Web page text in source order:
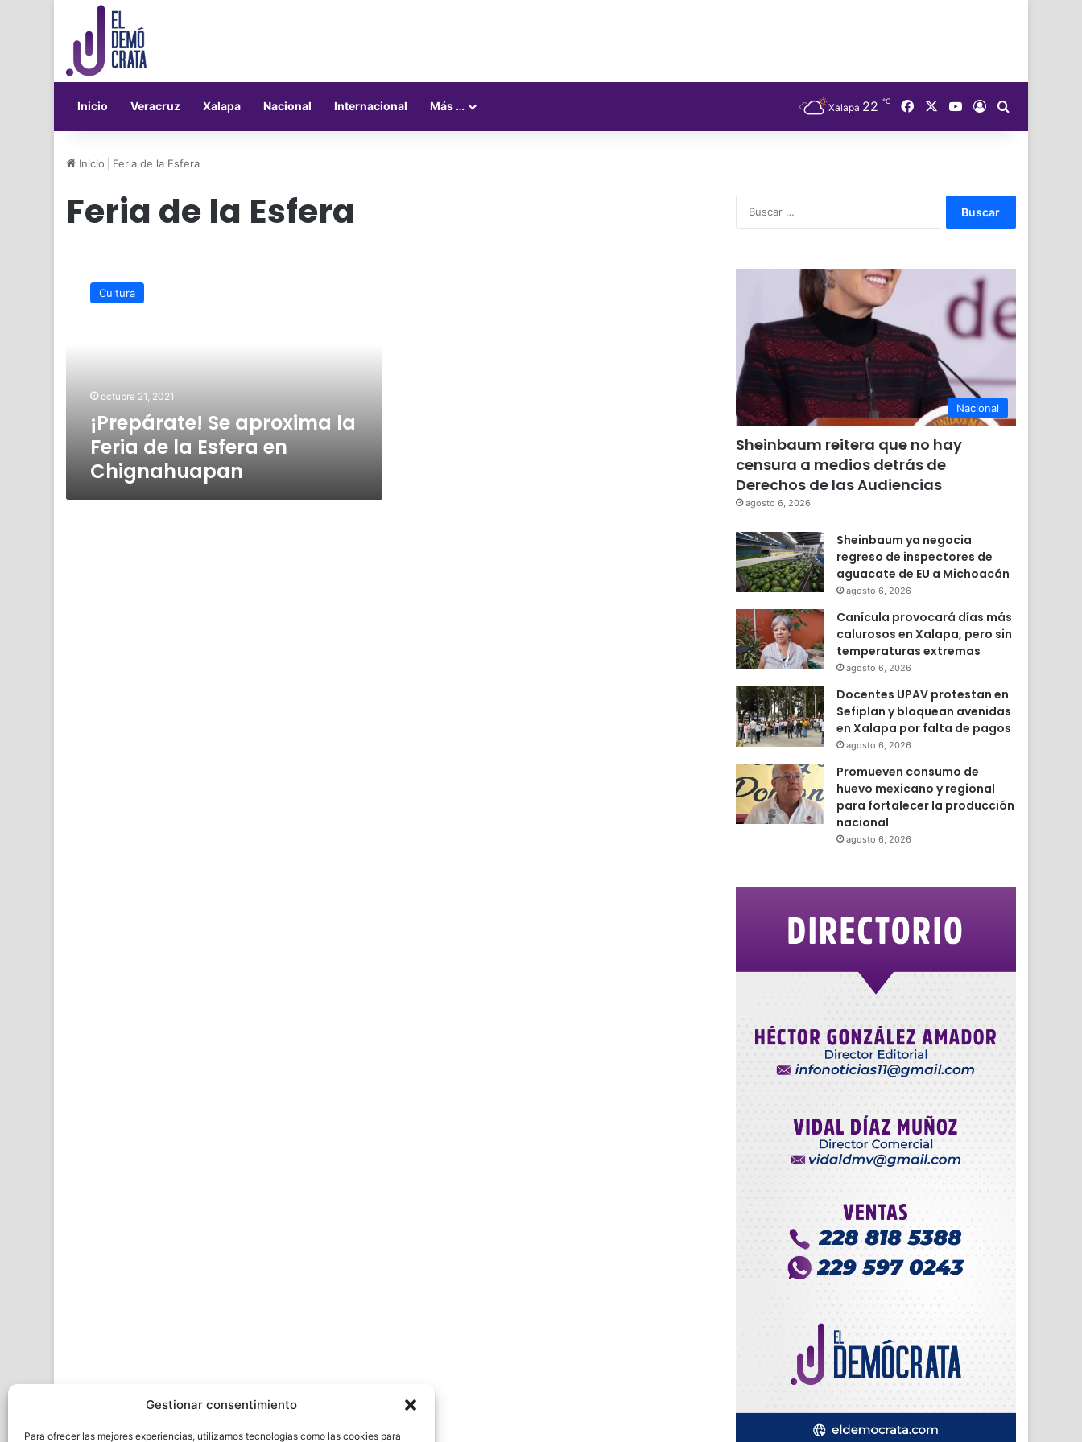
Gestionar consentimiento
Para ofrecer las mejores experiencias, utilizamos tecnologías como las cookies para
Inicio Veracruz Xalapa Nacional Internacional Más … Xalapa 22 ℃ FacebookYouTube
Acceso
Inicio Feria de la Esfera
Feria de la Esfera
aproxima
Chignahuapan
Cultura
octubre 21, 2021
¡Prepárate! Se aproxima la
Feria de la Esfera en
Chignahuapan
Nacional
Sheinbaum reitera que no hay
censura a medios detrás de
Derechos de las Audiencias
agosto 6, 2026
Sheinbaum ya negocia
regreso de inspectores de
aguacate de EU a Michoacán
agosto 6, 2026
Canícula provocará días más
calurosos en Xalapa, pero sin
temperaturas extremas
agosto 6, 2026
Docentes UPAV protestan en
Sefiplan y bloquean avenidas
en Xalapa por falta de pagos
agosto 6, 2026
Promueven consumo de
huevo mexicano y regional
para fortalecer la producción
nacional
agosto 6, 2026